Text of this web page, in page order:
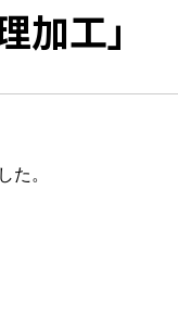
加工」
た。